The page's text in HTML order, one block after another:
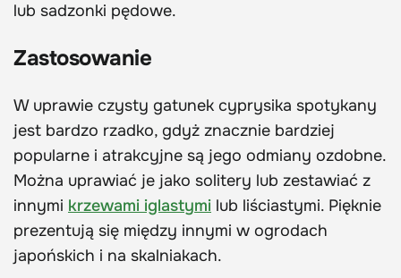
lub sadzonki pędowe.
Zastosowanie
W uprawie czysty gatunek cyprysika spotykany
jest bardzo rzadko, gdyż znacznie bardziej
popularne i atrakcyjne są jego odmiany ozdobne.
Można uprawiać je jako solitery lub zestawiać z
innymi krzewami iglastymi lub liściastymi. Pięknie
prezentują się między innymi w ogrodach
japońskich i na skalniakach.